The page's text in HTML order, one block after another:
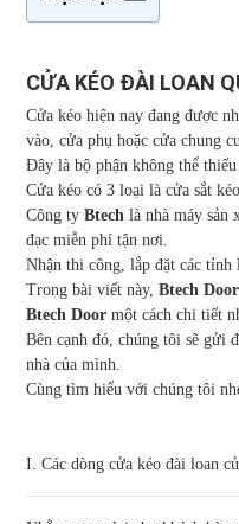
CỬA KÉO ĐÀI LOAN
Cửa kéo hiện nay đang được
vào, cửa phụ hoặc cửa chung
Đây là bộ phận không thể
Cửa kéo có 3 loại là cửa sắt
Công ty Btech là nhà máy sản
đạc miễn phí tận nơi.
Nhận thi công, lắp đặt các
Trong bài viết này, Btech Door
Btech Door một cách chi tiết
Bên cạnh đó, chúng tôi sẽ gửi
nhà của mình.
Cùng tìm hiểu với chúng tôi
I. Các dòng cửa kéo đài loan